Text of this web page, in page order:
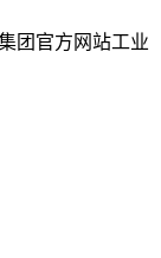
团官方网站工业